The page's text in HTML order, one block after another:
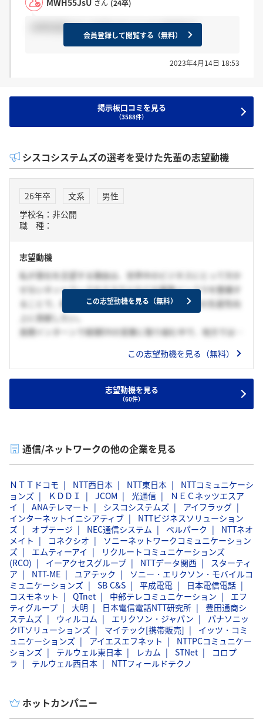
さん (24卒)
24卒内定もらった方いらっしゃいますか？
会員登録して閲覧する（無料）
2023年4月14日 18:53
掲示板口コミを見る
（3588件）
シスコシステムズの選考を受けた先輩の志望動機
26年卒 文系
男性
学校名：非公開
職 種：
志望動機
私が貴社を志望する理由は、世界中のビジネスにとって欠か
せないネットワークやクラウドなどの業務インフラを整備す
ることで、様々な業界の業務効率化や日常生活での生産性向
上に貢献したい。
長期インターンで経理DXの営業に取り組む中で、地方では都
業が多々残る現状を目の当たりにした。
貴社のコア事業であるネットワークやクラウドは、ビジネス
や日常生活においてより欠かせない存在になっていくと考え
内連絡のデジタル化が遅れているために近年の潮流であるテ
レワークやWeb会議などの導入に踏み込めていない中小企業
一新を考える大企業まで、多様な顧客に対して寄り添ったベ
ストな商材を提供できる企業が良いと考えているため、貴社
を志望している。今後の貴社の展望として、現状強みを持っ
ているルータなどオンプレミスの分野から、クラウドにも着
手をしていることからもわかる通り、今後はより幅の広い提
案を顧客に提示でき、より顧客に寄り添って成功体験の伴走
をすることが可能になると考えているため、数あるIT企業の
中でも私は貴社を志望している。
この志望動機を見る（無料）
この志望動機を見る（無料）
志望動機を見る
（60件）
通信/ネットワークの他の企業を見る
ＮＴＴドコモ NTT西日本 NTT東日本
NTTコミュニケーシ
ョンズ
ＫＤＤＩ JCOM 光通信
ＮＥＣネッツエスア
イ
ANAテレマート シスコシステムズ
アイフラッグ
インターネットイニシアティブ
NTTビジネスソリューション
ズ
オプテージ NEC通信システム ベルパーク
NTTネオ
メイト
コネクシオ
ソニーネットワークコミュニケーション
ズ
エムティーアイ
リクルートコミュニケーションズ
(RCO)
イーアクセスグループ NTTデータ関西
スターティ
ア
NTT-ME ユアテック
ソニー・エリクソン・モバイルコ
ミュニケーションズ
SB C&S 平成電電
日本電信電話
コスモネット
QTnet 中部テレコミュニケーション
エフ
ティグループ
大明 日本電信電話NTT研究所
豊田通商シ
ステムズ
ウィルコム エリクソン・ジャパン
パナソニッ
クITソリューションズ
マイテック[携帯販売]
イッツ・コミ
ュニケーションズ
アイエスエフネット
NTTPCコミュニケー
ションズ
テルウェル東日本 レカム STNet
コロプ
ラ
テルウェル西日本 NTTフィールドテクノ
ホットカンパニー